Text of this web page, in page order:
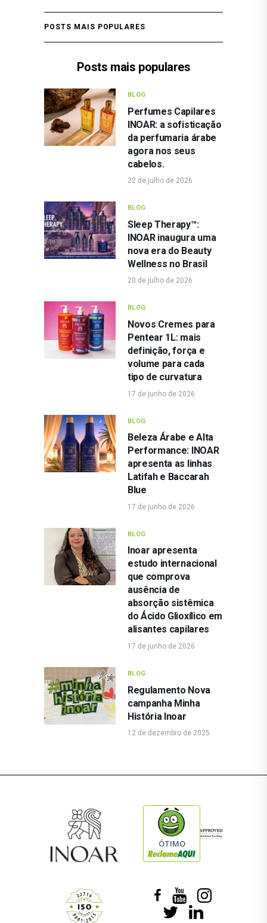
POSTS MAIS POPULARES
Posts mais populares
BLOG
Perfumes Capilares
INOAR: a sofisticação
da perfumaria árabe
agora nos seus
cabelos.
22 de julho de 2026
BLOG
Sleep Therapy™:
INOAR inaugura uma
nova era do Beauty
Wellness no Brasil
20 de julho de 2026
BLOG
Novos Cremes para
Pentear 1L: mais
definição, força e
volume para cada
tipo de curvatura
17 de junho de 2026
BLOG
Beleza Árabe e Alta
Performance: INOAR
apresenta as linhas
Latifah e Baccarah
Blue
17 de junho de 2026
BLOG
Inoar apresenta
estudo internacional
que comprova
ausência de
absorção sistêmica
do Ácido Glioxílico em
alisantes capilares
17 de junho de 2026
BLOG
Regulamento Nova
campanha Minha
História Inoar
12 de dezembro de 2025
ÓTIMO